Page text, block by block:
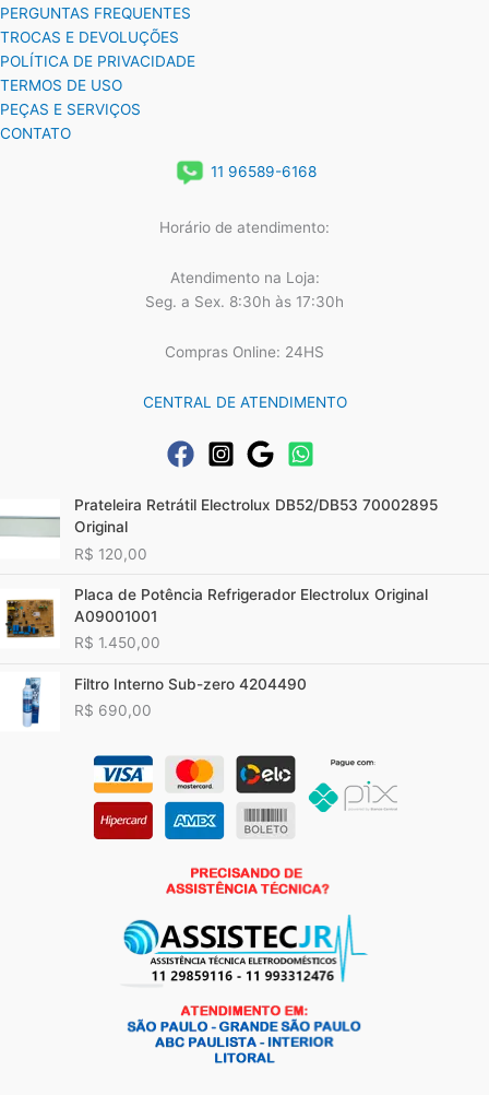
PERGUNTAS FREQUENTES
TROCAS E DEVOLUÇÕES
POLÍTICA DE PRIVACIDADE
TERMOS DE USO
PEÇAS E SERVIÇOS
CONTATO
11 96589-6168
Horário de atendimento:
Atendimento na Loja:
Seg. a Sex. 8:30h às 17:30h
Compras Online: 24HS
CENTRAL DE ATENDIMENTO
Prateleira Retrátil Electrolux DB52/DB53 70002895
Original
R$ 120,00
Placa de Potência Refrigerador Electrolux Original
A09001001
R$ 1.450,00
Filtro Interno Sub-zero 4204490
R$ 690,00